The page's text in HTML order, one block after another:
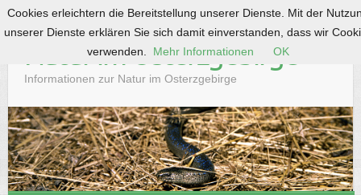
S
k
o
c
o
n
t
Natur im Osterzgebirge
Informationen zur Natur im Osterzgebirge
Cookies erleichtern die Bereitstellung unserer Dienste. Mit der
unserer Dienste erklären Sie sich damit einverstanden, dass wir
verwenden.
Mehr Informationen OK